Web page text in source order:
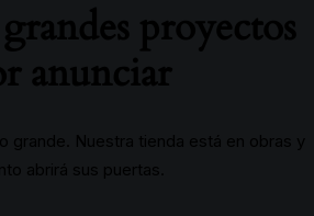
proyectos
anunciar
grande. Nuestra tienda está en obras y
abrirá sus puertas.